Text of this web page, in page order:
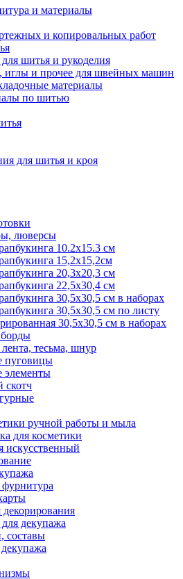
и материалы
и копировальных работ
шитья и рукоделия
иглы и прочее для швейных машин
материалы
по шитью
для шитья и кроя
люверсы
10.2х15.3 см
15,2х15,2см
20,3х20,3 см
22,5х30,4 см
30,5х30,5 см в наборах
30,5х30,5 см по листу
30,5х30,5 см в наборах
тесьма, шнур
пуговицы
элементы
скотч
ручной работы и мыла
для косметики
искусственный
фурнитура
декорирования
декупажа
составы